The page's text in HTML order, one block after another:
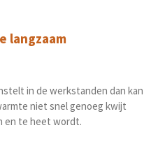
langzaam
in de werkstanden dan kan
niet snel genoeg kwijt
en te heet wordt.